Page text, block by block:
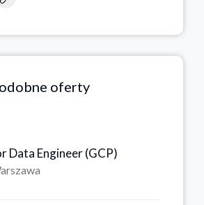
oferty
Data Engineer (GCP)